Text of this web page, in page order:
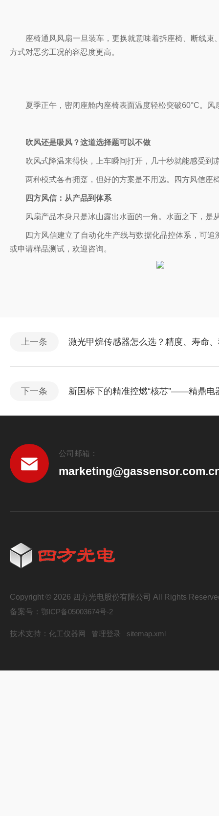
座椅通风风扇一旦装车，更换就意味着拆座椅、断线
方式对恶劣工况的容忍度更高。
夏季正午，密闭座舱内座椅表面温度轻松突破60°C。
吹风还是吸风？这道选择题可以不做
吹风式降温来得快，上车瞬间打开，几十秒就能感受
两种模式各有拥趸，但好的方案是不用选。四方风信座
四方风信：从产品到体系
风扇产品本身只是冰山露出水面的一角。水面之下，
四方风信建立了自动化生产线与数据化品控体系，可
或申请样品测试，欢迎咨询。
上一条 激光甲烷传感器怎么选？精度、寿命
下一条 新国标下的精准控燃“核芯”——精鼎电
公司邮箱：
Copyright © 2026 四方光电股份有限公司 All Rights
备案号： 鄂ICP备05003674号-2
技术支持： 化工仪器网 管理登录 sitemap.xml